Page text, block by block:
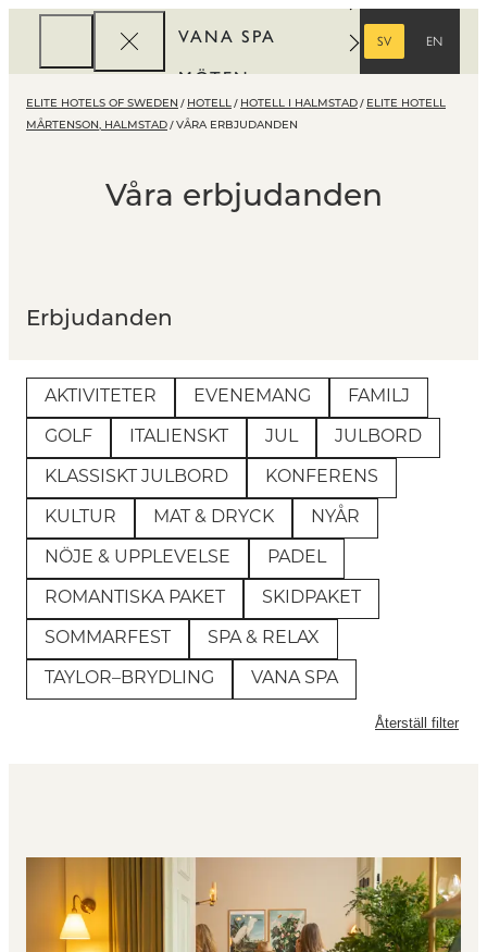
VANA SPA
MÖTEN
FÖRETAG
SV
EN
ELITE HOTELS OF SWEDEN HOTELL HOTELL I HALMSTAD
ELITE HOTELL
MÅRTENSON, HALMSTAD
VÅRA ERBJUDANDEN
Våra erbjudanden
Erbjudanden
AKTIVITETER EVENEMANG FAMILJ
GOLF ITALIENSKT JUL JULBORD
KLASSISKT JULBORD KONFERENS
KULTUR MAT & DRYCK NYÅR
NÖJE & UPPLEVELSE PADEL
ROMANTISKA PAKET SKIDPAKET
SOMMARFEST SPA & RELAX
TAYLOR–BRYDLING VANA SPA
Återställ filter